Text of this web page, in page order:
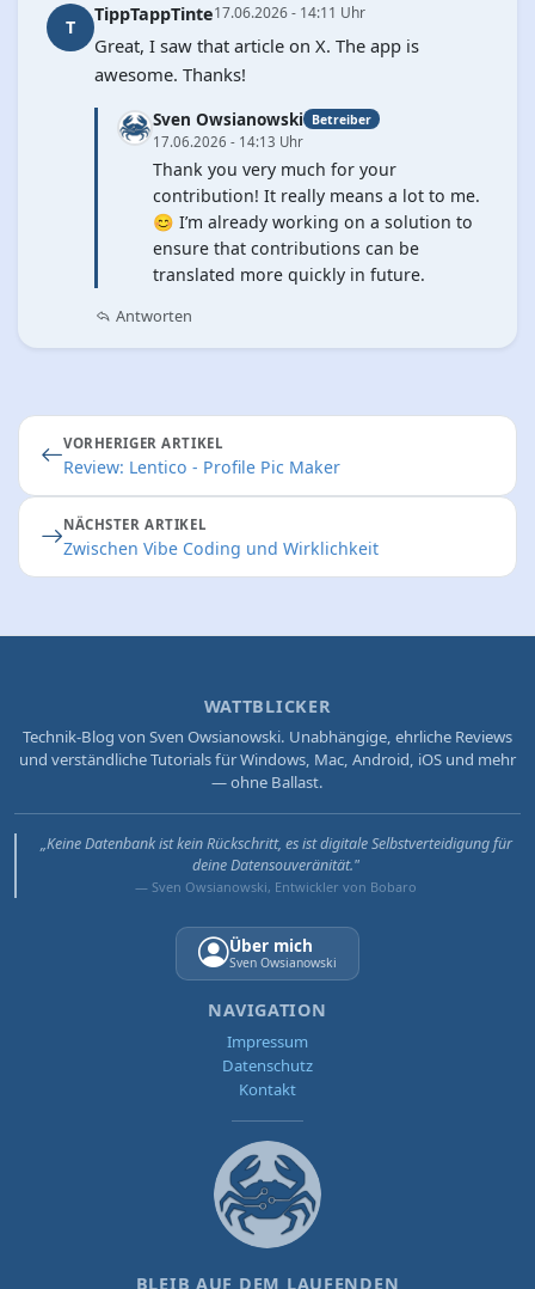
T
TippTappTinte17.06.2026 - 14:11 Uhr
Great, I saw that article on X. The app is
awesome. Thanks!
Sven Owsianowski Betreiber
17.06.2026 - 14:13 Uhr
Thank you very much for your
contribution! It really means a lot to me.
😊 I’m already working on a solution to
ensure that contributions can be
translated more quickly in future.
Antworten
VORHERIGER ARTIKEL
Review: Lentico - Profile Pic Maker
NÄCHSTER ARTIKEL
Zwischen Vibe Coding und Wirklichkeit
WATTBLICKER
Technik-Blog von Sven Owsianowski. Unabhängige, ehrliche Reviews
und verständliche Tutorials für Windows, Mac, Android, iOS und mehr
— ohne Ballast.
„Keine Datenbank ist kein Rückschritt, es ist digitale Selbstverteidigung für
deine Datensouveränität."
— Sven Owsianowski, Entwickler von Bobaro
Über mich
Sven Owsianowski
NAVIGATION
Impressum
Datenschutz
Kontakt
BLEIB AUF DEM LAUFENDEN